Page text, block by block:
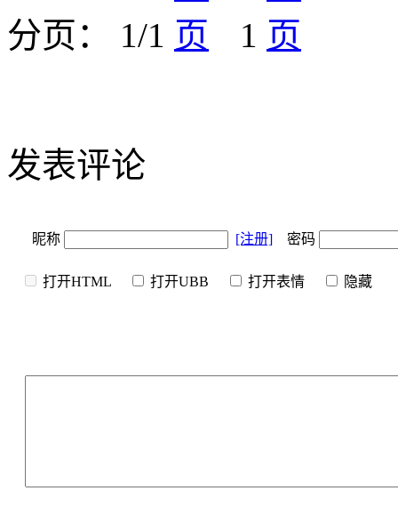
分页： 1/1 1
发表评论
昵称 [注册] 密码
打开HTML 打开UBB 打开表情 隐